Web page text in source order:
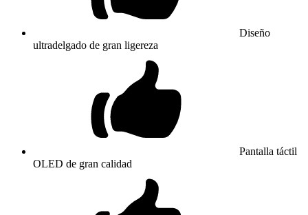
Diseño
ultradelgado de gran ligereza
Pantalla táctil
OLED de gran calidad